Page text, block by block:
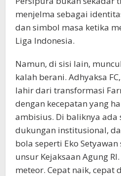
menjelma sebagai
dan simbol masa ketika
Liga Indonesia.
Namun, di sisi lain,
kalah berani. Adhyaksa
lahir dari transformasi
dengan kecepatan yang
ambisius. Di baliknya
dukungan institusional,
bola seperti Eko
unsur Kejaksaan Agung
meteor. Cepat naik, cepat